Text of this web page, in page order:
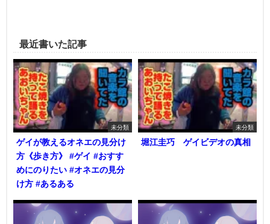
最近書いた記事
未分類
ゲイが教えるオネエの見分け
方《歩き方》 #ゲイ #おすす
めにのりたい #オネエの見分
け方 #あるある
未分類
堀江圭巧 ゲイビデオの真相